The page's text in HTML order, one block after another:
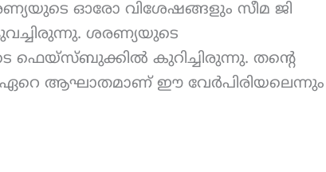
ഓരോ വിശേഷങ്ങളും സീമ ജി
ശരണ്യയുടെ
ഫെയ്സ്ബുക്കിൽ കുറിച്ചിരുന്നു. തന്റെ
ഏറെ ആഘാതമാണ് ഈ വേർപിരിയലെന്നും